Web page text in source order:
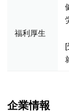
福利厚生
企業情報